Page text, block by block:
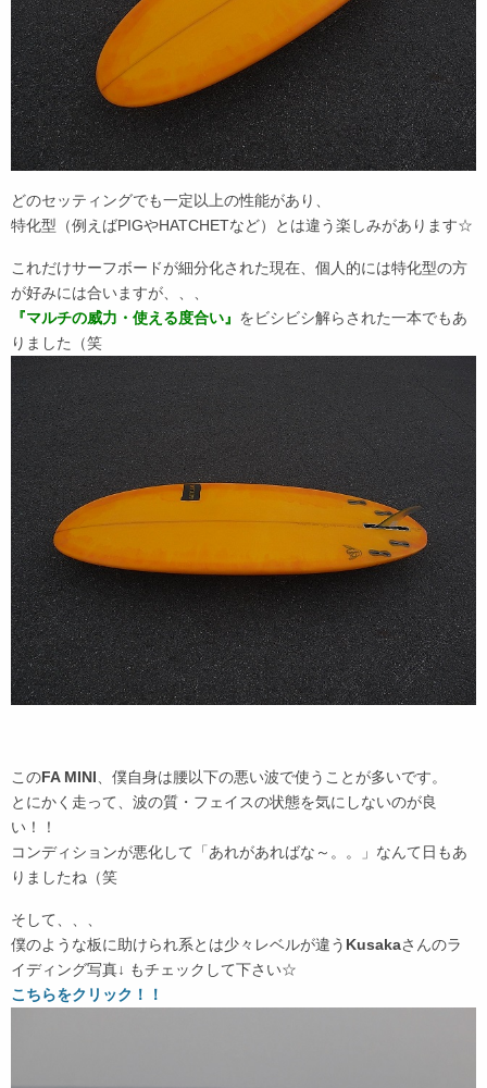
どのセッティングでも一定以上の性能があり、
特化型（例えばPIGやHATCHETなど）とは違う楽しみがあります☆
これだけサーフボードが細分化された現在、個人的には特化型の方
が好みには合いますが、、、
『マルチの威力・使える度合い』 をビシビシ解らされた一本でもあ
りました（笑
このFA MINI、僕自身は腰以下の悪い波で使うことが多いです。
とにかく走って、波の質・フェイスの状態を気にしないのが良
い！！
コンディションが悪化して「あれがあればな～。。」なんて日もあ
りましたね（笑
そして、、、
僕のような板に助けられ系とは少々レベルが違う Kusakaさんのラ
イディング写真↓ もチェックして下さい☆
こちらをクリック！！